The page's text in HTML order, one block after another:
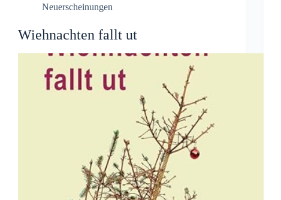
Neuerscheinungen
Wiehnachten fallt ut